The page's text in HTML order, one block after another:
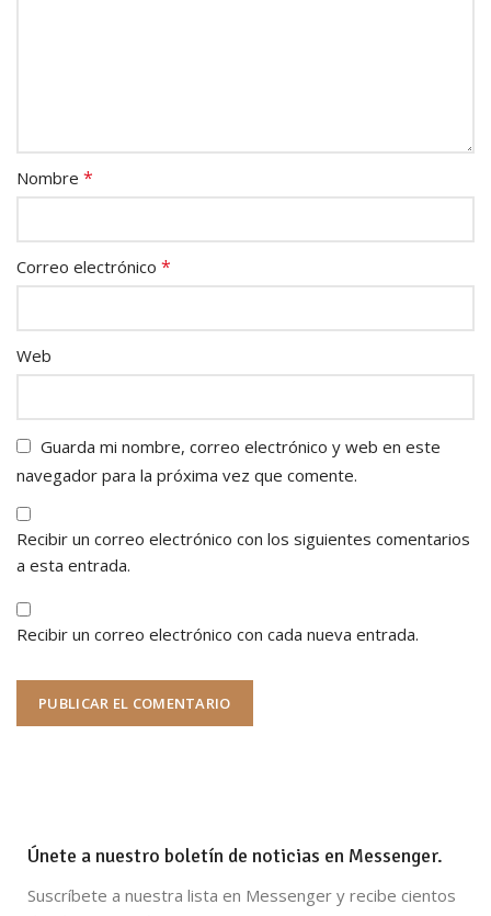
Nombre *
Correo electrónico *
Web
Guarda mi nombre, correo electrónico y web en este
navegador para la próxima vez que comente.
Recibir un correo electrónico con los siguientes comentarios
a esta entrada.
Recibir un correo electrónico con cada nueva entrada.
Únete a nuestro boletín de noticias en Messenger.
Suscríbete a nuestra lista en Messenger y recibe cientos